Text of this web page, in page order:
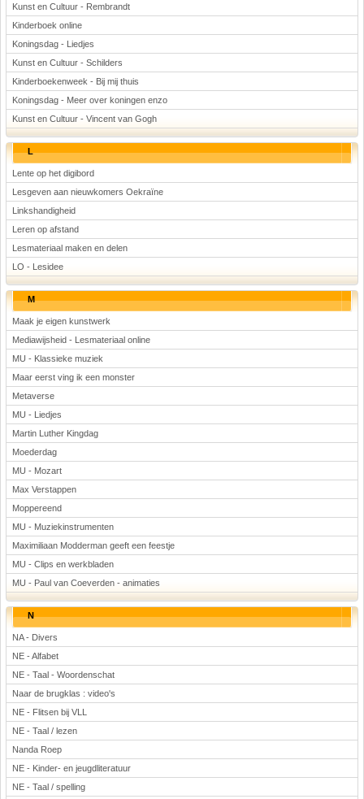
Kunst en Cultuur - Rembrandt
Kinderboek online
Koningsdag - Liedjes
Kunst en Cultuur - Schilders
Kinderboekenweek - Bij mij thuis
Koningsdag - Meer over koningen enzo
Kunst en Cultuur - Vincent van Gogh
L
Lente op het digibord
Lesgeven aan nieuwkomers Oekraïne
Linkshandigheid
Leren op afstand
Lesmateriaal maken en delen
LO - Lesidee
M
Maak je eigen kunstwerk
Mediawijsheid - Lesmateriaal online
MU - Klassieke muziek
Maar eerst ving ik een monster
Metaverse
MU - Liedjes
Martin Luther Kingdag
Moederdag
MU - Mozart
Max Verstappen
Moppereend
MU - Muziekinstrumenten
Maximiliaan Modderman geeft een feestje
MU - Clips en werkbladen
MU - Paul van Coeverden - animaties
N
NA - Divers
NE - Alfabet
NE - Taal - Woordenschat
Naar de brugklas : video's
NE - Flitsen bij VLL
NE - Taal / lezen
Nanda Roep
NE - Kinder- en jeugdliteratuur
NE - Taal / spelling